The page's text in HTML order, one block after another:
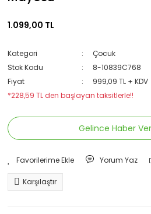
1.099,00 TL
Kategori
Çocuk
Stok Kodu
8-10839C768
Fiyat
999,09 TL + KDV
*228,59 TL den başlayan taksitlerle!!
Gelince Haber Ver
Yorum Yaz
Karşılaştır